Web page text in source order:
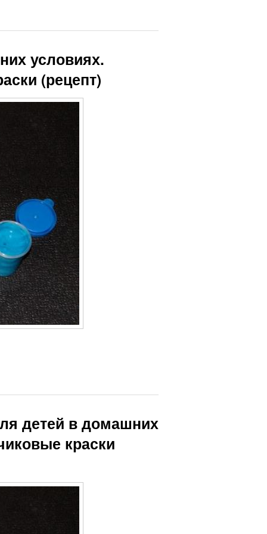
условиях.
(рецепт)
детей в домашних
краски